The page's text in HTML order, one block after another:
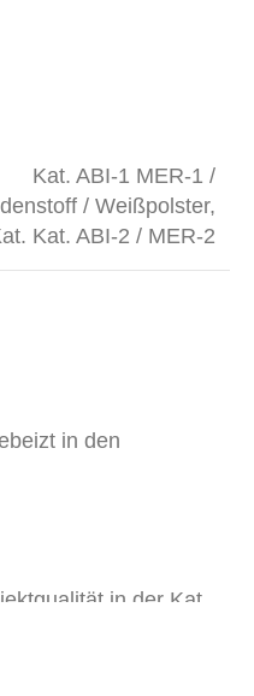
Kat. ABI-1 MER-1 /
/ Weißpolster,
Kat. ABI-2 / MER-2
in den
in der Kat.